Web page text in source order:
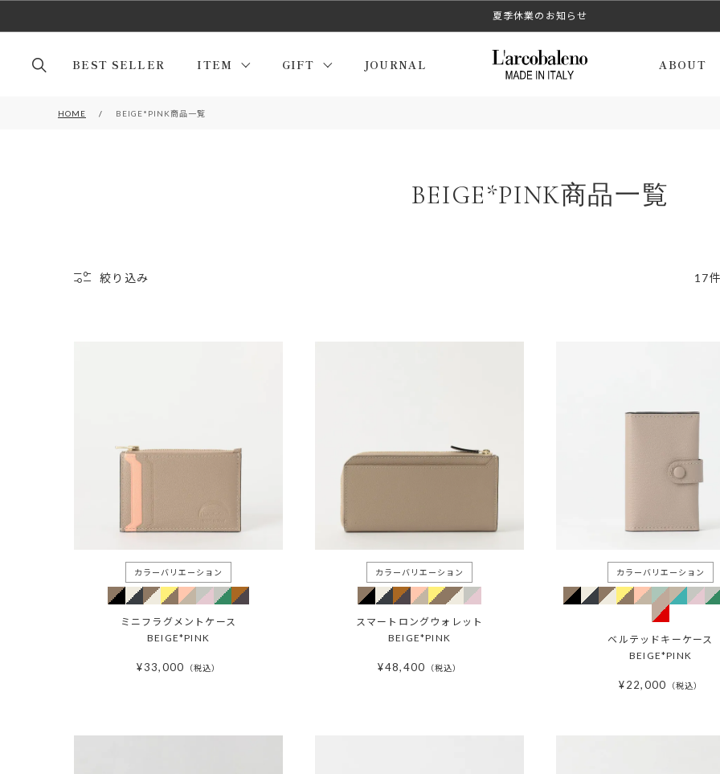
夏季休業のお知らせ
LINEお友だち登録で5%OFF
BEST SELLER ITEM GIFT JOURNAL ABOUT
HOME BEIGE*PINK商品一覧
BEIGE*PINK商品一覧
絞り込み 17
ミニフラグメントケース
BEIGE*PINK
¥33,000 税込
スマートロングウォレット
BEIGE*PINK
¥48,400 税込
ベルテッドキーケース
BEIGE*PINK
¥22,000 税込